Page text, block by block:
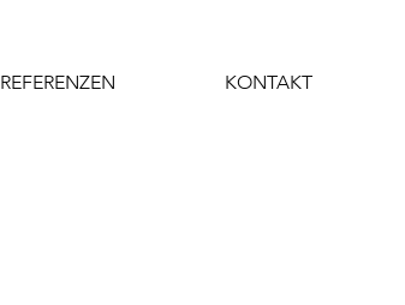
REFERENZEN KONTAKT